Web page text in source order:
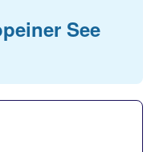
See